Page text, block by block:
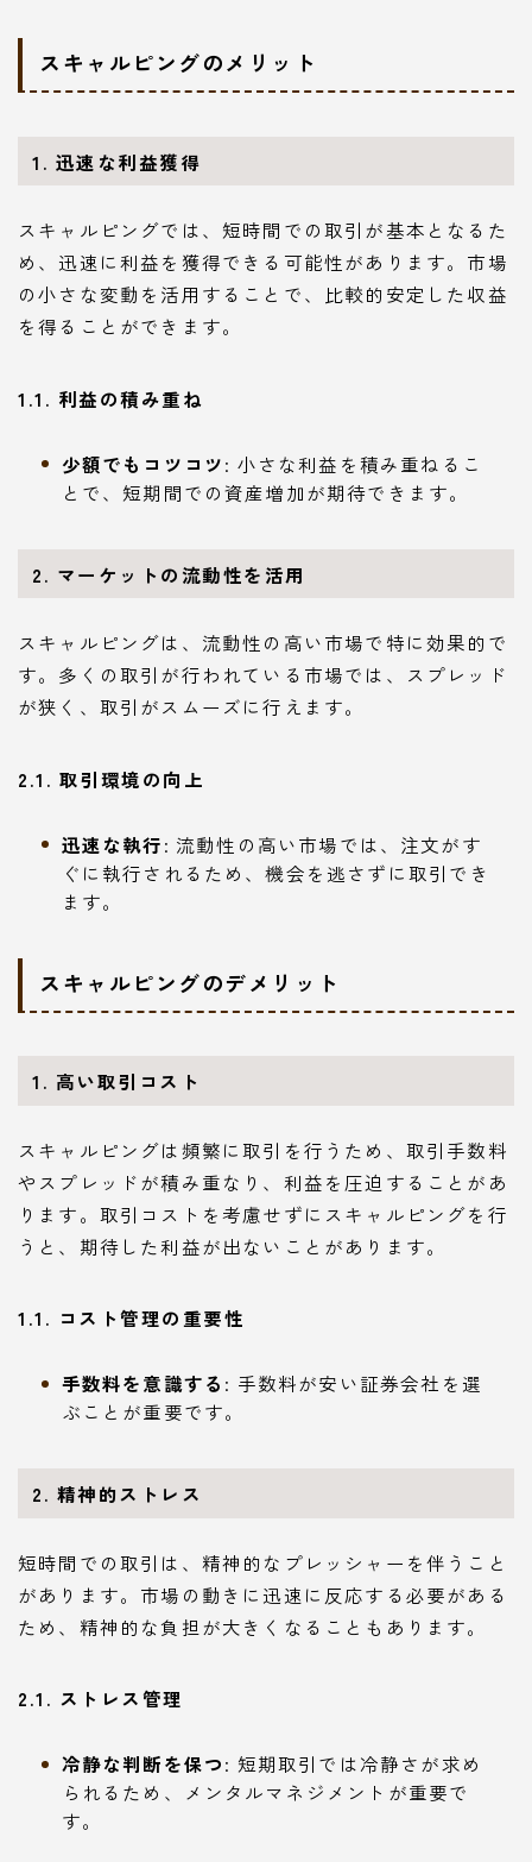
スキャルピングのメリット
1. 迅速な利益獲得
スキャルピングでは、短時間での取引が基本となるた
め、迅速に利益を獲得できる可能性があります。市場
の小さな変動を活用することで、比較的安定した収益
を得ることができます。
1.1. 利益の積み重ね
少額でもコツコツ: 小さな利益を積み重ねるこ
とで、短期間での資産増加が期待できます。
2. マーケットの流動性を活用
スキャルピングは、流動性の高い市場で特に効果的で
す。多くの取引が行われている市場では、スプレッド
が狭く、取引がスムーズに行えます。
2.1. 取引環境の向上
迅速な執行: 流動性の高い市場では、注文がす
ぐに執行されるため、機会を逃さずに取引でき
ます。
スキャルピングのデメリット
1. 高い取引コスト
スキャルピングは頻繁に取引を行うため、取引手数料
やスプレッドが積み重なり、利益を圧迫することがあ
ります。取引コストを考慮せずにスキャルピングを行
うと、期待した利益が出ないことがあります。
1.1. コスト管理の重要性
手数料を意識する : 手数料が安い証券会社を選
ぶことが重要です。
2. 精神的ストレス
短時間での取引は、精神的なプレッシャーを伴うこと
があります。市場の動きに迅速に反応する必要がある
ため、精神的な負担が大きくなることもあります。
2.1. ストレス管理
冷静な判断を保つ: 短期取引では冷静さが求め
られるため、メンタルマネジメントが重要で
す。